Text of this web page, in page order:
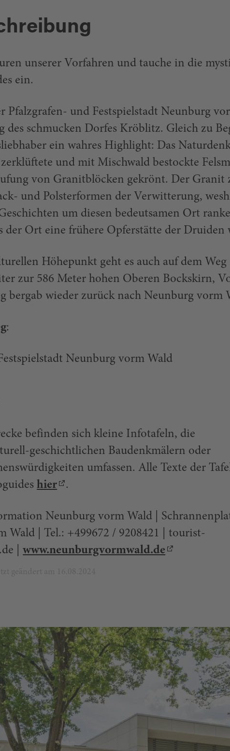
unserer Vorfahren und tauche in die
ein.
Pfalzgrafen- und Festspielstadt Neunburg
des schmucken Dorfes Kröblitz. Gleich zu
ein wahres Highlight: Das
und mit Mischwald bestockte
von Granitblöcken gekrönt. Der Granit
und Polsterformen der Verwitterung,
um diesen bedeutsamen Ort
der Ort eine frühere Opferstätte der Druiden
Höhepunkt geht es auch auf dem Weg
zur 586 Meter hohen Oberen Bockskirn,
bergab wieder zurück nach Neunburg vorm
:
Neunburg vorm Wald
befinden sich kleine Infotafeln, die
geschichtlichen Baudenkmälern oder
umfassen. Alle Texte der
hier .
Neunburg vorm Wald |
Wald | Tel.: +499672 / 9208421 | tourist-
|www.neunburgvormwald.de